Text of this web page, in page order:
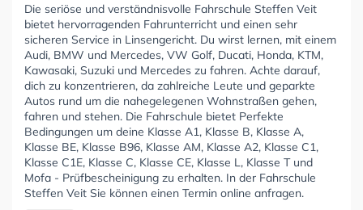
Die seriöse und verständnisvolle Fahrschule Steffen Veit
bietet hervorragenden Fahrunterricht und einen sehr
sicheren Service in Linsengericht. Du wirst lernen, mit einem
Audi, BMW und Mercedes, VW Golf, Ducati, Honda, KTM,
Kawasaki, Suzuki und Mercedes zu fahren. Achte darauf,
dich zu konzentrieren, da zahlreiche Leute und geparkte
Autos rund um die nahegelegenen Wohnstraßen gehen,
fahren und stehen. Die Fahrschule bietet Perfekte
Bedingungen um deine Klasse A1, Klasse B, Klasse A,
Klasse BE, Klasse B96, Klasse AM, Klasse A2, Klasse C1,
Klasse C1E, Klasse C, Klasse CE, Klasse L, Klasse T und
Mofa - Prüfbescheinigung zu erhalten. In der Fahrschule
Steffen Veit Sie können einen Termin online anfragen.